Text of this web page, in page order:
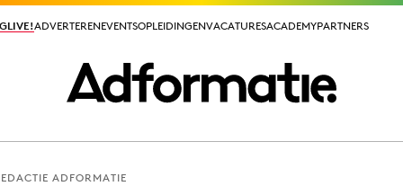
ADVERTERENEVENTSOPLEIDINGENVACATURESACADEMYPARTNERS
ADVERTERENEVENTSOPLEIDINGENVACATURESACADEMYPARTNERS
ADFORMATIE